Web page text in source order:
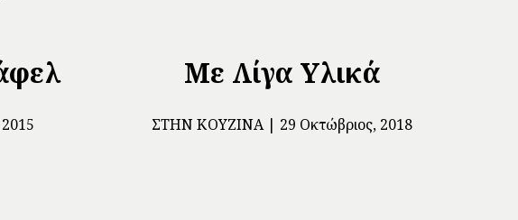
Με Λίγα Υλικά
ΣΤΗΝ ΚΟΥΖΊΝΑ 29 Οκτώβριος, 2018